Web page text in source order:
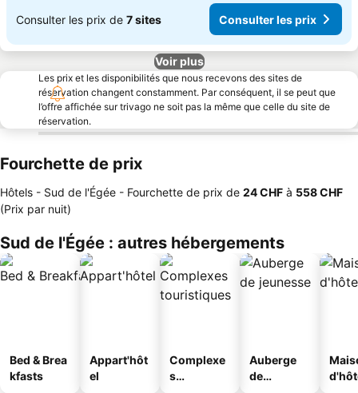
Consulter les prix de 7 sites Consulter les prix
Voir plus
Les prix et les disponibilités que nous recevons des sites de
réservation changent constamment. Par conséquent, il se peut que
l’offre affichée sur trivago ne soit pas la même que celle du site de
réservation.
Fourchette de prix
Hôtels - Sud de l'Égée - Fourchette de prix de ‎24 CHF à ‎558 CHF
(Prix par nuit)
Sud de l'Égée : autres hébergements
Bed & Brea
kfasts
Appart'hôt
el
Complexe
s
Auberge
de